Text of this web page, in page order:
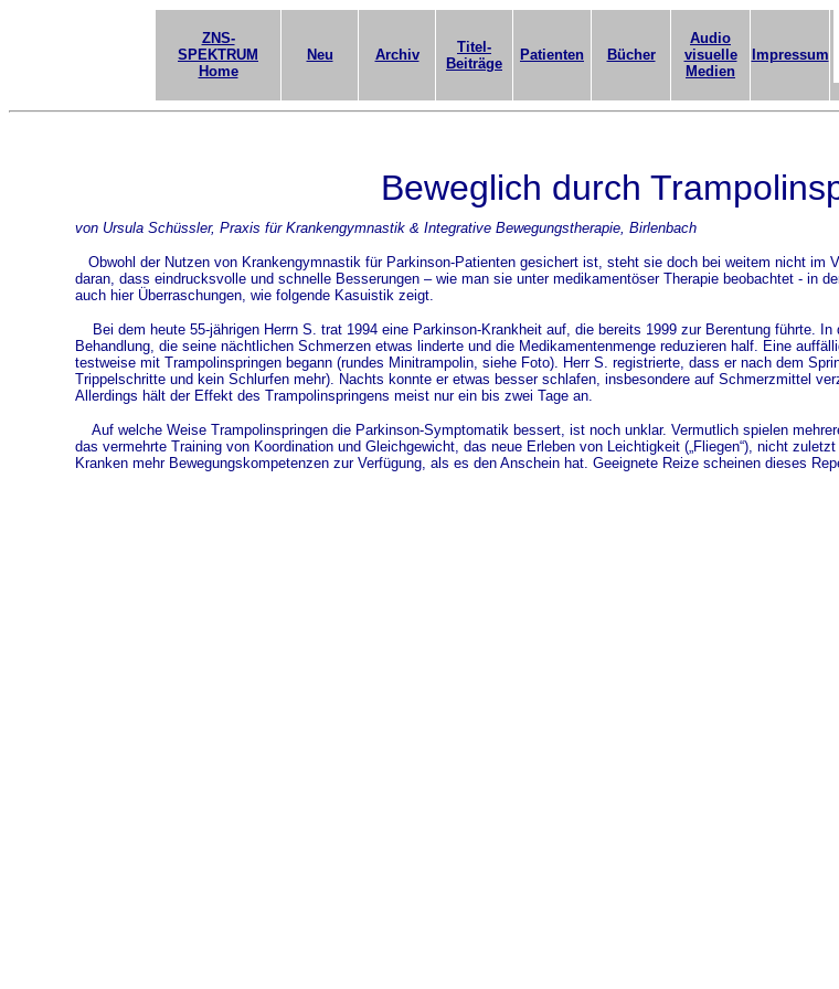
ZNS-
SPEKTRUM
Home
Neu Archiv
Titel-
Beiträge
Patienten Bücher
Audio
visuelle
Medien
Impressum
Beweglich durch
von Ursula Schüssler, Praxis für Krankengymnastik & Integrative Bewegungstherapie, Birlenbach
Obwohl der Nutzen von Krankengymnastik für Parkinson-Patienten gesichert ist, steht sie doch bei weitem nicht im
daran, dass eindrucksvolle und schnelle Besserungen – wie man sie unter medikamentöser Therapie beobachtet - in
auch hier Überraschungen, wie folgende Kasuistik zeigt.
Bei dem heute 55-jährigen Herrn S. trat 1994 eine Parkinson-Krankheit auf, die bereits 1999 zur Berentung führte.
Behandlung, die seine nächtlichen Schmerzen etwas linderte und die Medikamentenmenge reduzieren half. Eine
testweise mit Trampolinspringen begann (rundes Minitrampolin, siehe Foto). Herr S. registrierte, dass er nach dem
Trippelschritte und kein Schlurfen mehr). Nachts konnte er etwas besser schlafen, insbesondere auf Schmerzmittel
Allerdings hält der Effekt des Trampolinspringens meist nur ein bis zwei Tage an.
Auf welche Weise Trampolinspringen die Parkinson-Symptomatik bessert, ist noch unklar. Vermutlich spielen
das vermehrte Training von Koordination und Gleichgewicht, das neue Erleben von Leichtigkeit („Fliegen“), nicht
Kranken mehr Bewegungskompetenzen zur Verfügung, als es den Anschein hat. Geeignete Reize scheinen dieses